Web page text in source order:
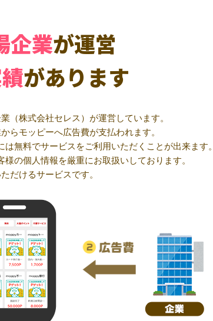
企業が運営
があります
（株式会社セレス）が運営しています。
らモッピーへ広告費が支払われます。
無料でサービスをご利用いただくことが出来ます。
の個人情報を厳重にお取扱いしております。
だけるサービスです。